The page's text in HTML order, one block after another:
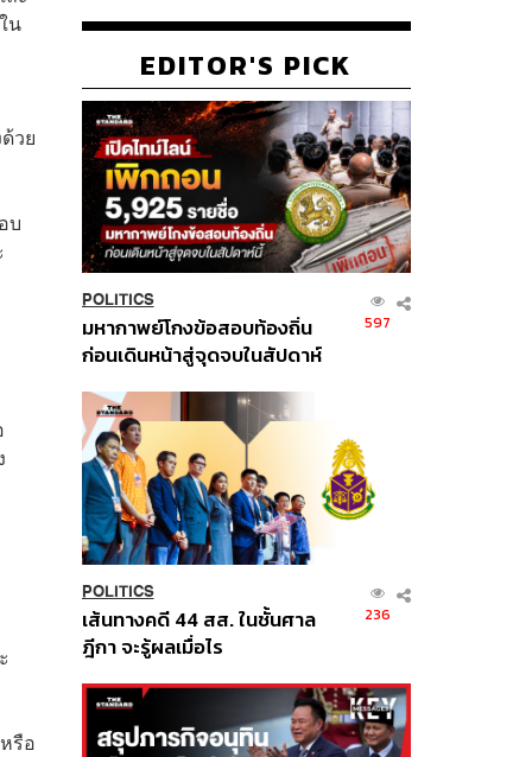
น
วย
บ
รือ
EDITOR'S PICK
POLITICS
มหากาพย์โกงข้อสอบท้องถิ่น
ก่อนเดินหน้าสู่จุดจบในสัปดาห์
597
POLITICS
เส้นทางคดี 44 สส. ในชั้นศาล
ฎีกา จะรู้ผลเมื่อไร
236